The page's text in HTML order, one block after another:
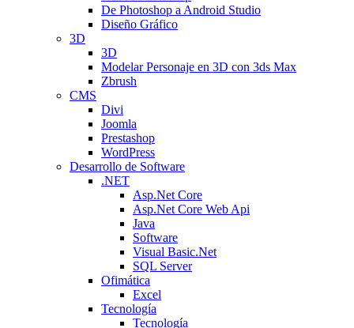
De Photoshop a Android Studio
Diseño Gráfico
3D
3D
Modelar Personaje en 3D con 3ds Max
Zbrush
CMS
Divi
Joomla
Prestashop
WordPress
Desarrollo de Software
.NET
Asp.Net Core
Asp.Net Core Web Api
Java
Software
Visual Basic.Net
SQL Server
Ofimática
Excel
Tecnología
Tecnología